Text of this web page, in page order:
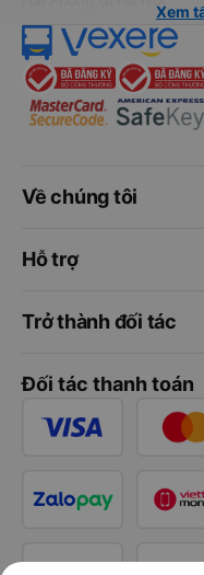
Xem
Về chúng tôi
Hỗ trợ
Trở thành đối tác
Đối tác thanh toán